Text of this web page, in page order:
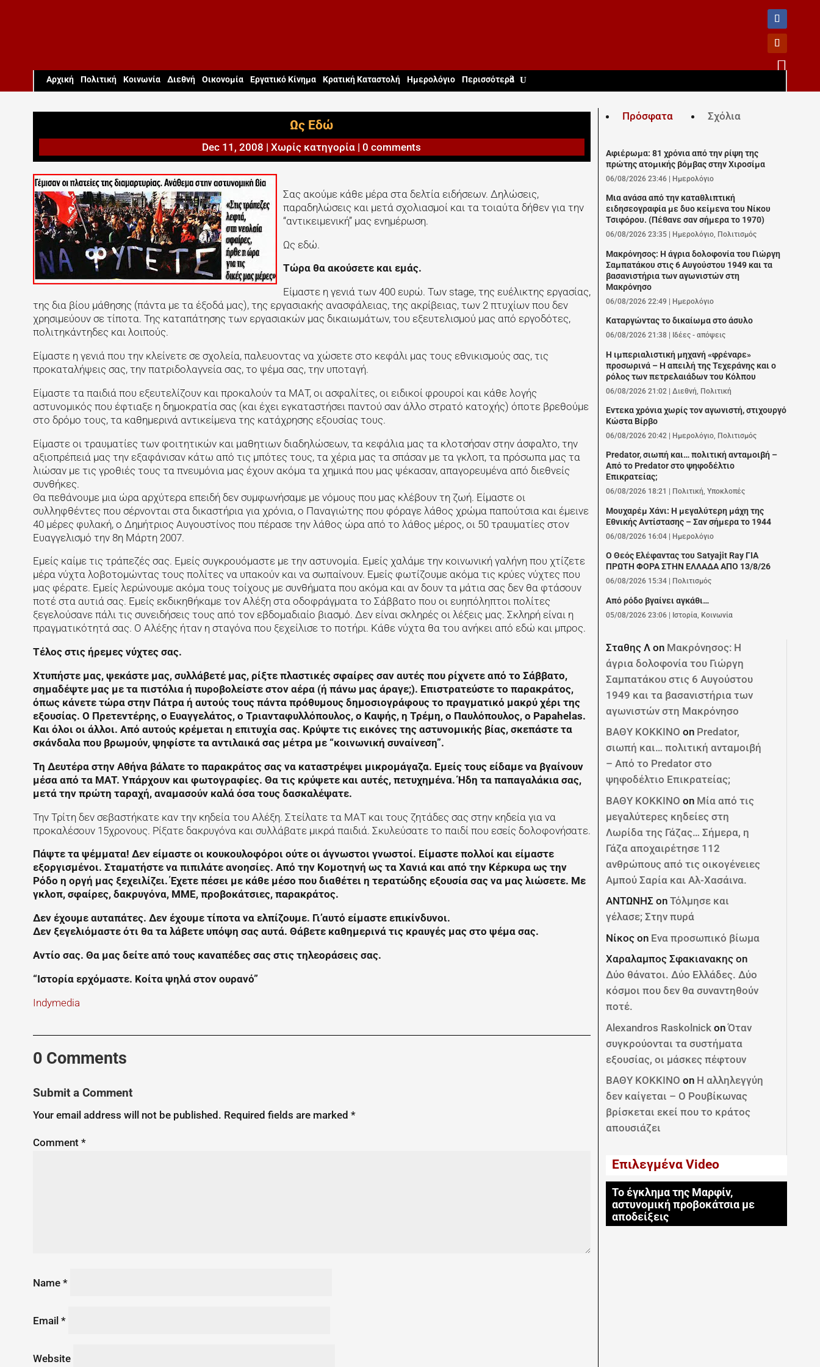

Aρχική Πολιτική Κοινωνία Διεθνή Οικονομία Εργατικό Κίνημα Κρατική Καταστολή Ημερολόγιο Περισσότερα
Ως Εδώ
Dec 11, 2008 |Χωρίς κατηγορία |0 comments
Σας ακούμε κάθε μέρα στα δελτία ειδήσεων. Δηλώσεις,
παραδηλώσεις και μετά σχολιασμοί και τα τοιαύτα δήθεν για την
“αντικειμενική” μας ενημέρωση.
Ως εδώ.
Τώρα θα ακούσετε και εμάς.
Είμαστε η γενιά των 400 ευρώ. Των stage, της ευέλικτης εργασίας,
της δια βίου μάθησης (πάντα με τα έξοδά μας), της εργασιακής ανασφάλειας, της ακρίβειας, των 2 πτυχίων που δεν
χρησιμεύουν σε τίποτα. Της καταπάτησης των εργασιακών μας δικαιωμάτων, του εξευτελισμού μας από εργοδότες,
πολιτηκάντηδες και λοιπούς.
Είμαστε η γενιά που την κλείνετε σε σχολεία, παλευοντας να χώσετε στο κεφάλι μας τους εθνικισμούς σας, τις
προκαταλήψεις σας, την πατριδολαγνεία σας, το ψέμα σας, την υποταγή.
Είμαστε τα παιδιά που εξευτελίζουν και προκαλούν τα ΜΑΤ, οι ασφαλίτες, οι ειδικοί φρουροί και κάθε λογής
αστυνομικός που έφτιαξε η δημοκρατία σας (και έχει εγκαταστήσει παντού σαν άλλο στρατό κατοχής) όποτε βρεθούμε
στο δρόμο τους, τα καθημερινά αντικείμενα της κατάχρησης εξουσίας τους.
Είμαστε οι τραυματίες των φοιτητικών και μαθητιων διαδηλώσεων, τα κεφάλια μας τα κλοτσήσαν στην άσφαλτο, την
αξιοπρέπειά μας την εξαφάνισαν κάτω από τις μπότες τους, τα χέρια μας τα σπάσαν με τα γκλοπ, τα πρόσωπα μας τα
λιώσαν με τις γροθιές τους τα πνευμόνια μας έχουν ακόμα τα χημικά που μας ψέκασαν, απαγορευμένα από διεθνείς
συνθήκες.
Θα πεθάνουμε μια ώρα αρχύτερα επειδή δεν συμφωνήσαμε με νόμους που μας κλέβουν τη ζωή. Είμαστε οι
συλληφθέντες που σέρνονται στα δικαστήρια για χρόνια, ο Παναγιώτης που φόραγε λάθος χρώμα παπούτσια και έμεινε
40 μέρες φυλακή, ο Δημήτριος Αυγουστίνος που πέρασε την λάθος ώρα από το λάθος μέρος, οι 50 τραυματίες στον
Ευαγγελισμό την 8η Μάρτη 2007.
Εμείς καίμε τις τράπεζές σας. Εμείς συγκρουόμαστε με την αστυνομία. Εμείς χαλάμε την κοινωνική γαλήνη που χτίζετε
μέρα νύχτα λοβοτομώντας τους πολίτες να υπακούν και να σωπαίνουν. Εμείς φωτίζουμε ακόμα τις κρύες νύχτες που
μας φέρατε. Εμείς λερώνουμε ακόμα τους τοίχους με συνθήματα που ακόμα και αν δουν τα μάτια σας δεν θα φτάσουν
ποτέ στα αυτιά σας. Εμείς εκδικηθήκαμε τον Αλέξη στα οδοφράγματα το Σάββατο που οι ευηπόληπτοι πολίτες
ξεγελούσανε πάλι τις συνειδήσεις τους από τον εβδομαδιαίο βιασμό. Δεν είναι σκληρές οι λέξεις μας. Σκληρή είναι η
πραγματικότητά σας. Ο Αλέξης ήταν η σταγόνα που ξεχείλισε το ποτήρι. Κάθε νύχτα θα του ανήκει από εδώ και μπρος.
Τέλος στις ήρεμες νύχτες σας.
Χτυπήστε μας, ψεκάστε μας, συλλάβετέ μας, ρίξτε πλαστικές σφαίρες σαν αυτές που ρίχνετε από το Σάββατο,
σημαδέψτε μας με τα πιστόλια ή πυροβολείστε στον αέρα (ή πάνω μας άραγε;). Επιστρατεύστε το παρακράτος,
όπως κάνετε τώρα στην Πάτρα ή αυτούς τους πάντα πρόθυμους δημοσιογράφους το πραγματικό μακρύ χέρι της
εξουσίας. Ο Πρετεντέρης, ο Ευαγγελάτος, ο Τριανταφυλλόπουλος, ο Καψής, η Τρέμη, ο Παυλόπουλος, o Papahelas.
Και όλοι οι άλλοι. Από αυτούς κρέμεται η επιτυχία σας. Κρύψτε τις εικόνες της αστυνομικής βίας, σκεπάστε τα
σκάνδαλα που βρωμούν, ψηφίστε τα αντιλαικά σας μέτρα με “κοινωνική συναίνεση”.
Τη Δευτέρα στην Αθήνα βάλατε το παρακράτος σας να καταστρέψει μικρομάγαζα. Εμείς τους είδαμε να βγαίνουν
μέσα από τα ΜΑΤ. Υπάρχουν και φωτογραφίες. Θα τις κρύψετε και αυτές, πετυχημένα. Ήδη τα παπαγαλάκια σας,
μετά την πρώτη ταραχή, αναμασούν καλά όσα τους δασκαλέψατε.
Την Τρίτη δεν σεβαστήκατε καν την κηδεία του Αλέξη. Στείλατε τα ΜΑΤ και τους ζητάδες σας στην κηδεία για να
προκαλέσουν 15χρονους. Ρίξατε δακρυγόνα και συλλάβατε μικρά παιδιά. Σκυλεύσατε το παιδί που εσείς δολοφονήσατε.
Πάψτε τα ψέμματα! Δεν είμαστε οι κουκουλοφόροι ούτε οι άγνωστοι γνωστοί. Είμαστε πολλοί και είμαστε
εξοργισμένοι. Σταματήστε να πιπιλάτε ανοησίες. Από την Κομοτηνή ως τα Χανιά και από την Κέρκυρα ως την
Ρόδο η οργή μας ξεχειλίζει. Έχετε πέσει με κάθε μέσο που διαθέτει η τερατώδης εξουσία σας να μας λιώσετε. Με
γκλοπ, σφαίρες, δακρυγόνα, ΜΜΕ, προβοκάτσιες, παρακράτος.
Δεν έχουμε αυταπάτες. Δεν έχουμε τίποτα να ελπίζουμε. Γι’αυτό είμαστε επικίνδυνοι.
Δεν ξεγελιόμαστε ότι θα τα λάβετε υπόψη σας αυτά. Θάβετε καθημερινά τις κραυγές μας στο ψέμα σας.
Αντίο σας. Θα μας δείτε από τους καναπέδες σας στις τηλεοράσεις σας.
“Ιστορία ερχόμαστε. Κοίτα ψηλά στον ουρανό”
Indymedia
0 Comments
Submit a Comment
Your email address will not be published. Required fields are marked *
Comment *
Name *
Email *
Website
Πρόσφατα Σχόλια
Αφιέρωμα: 81 χρόνια από την ρίψη της
πρώτης ατομικής βόμβας στην Χιροσίμα
06/08/2026 23:46 | Ημερολόγιο
Μια ανάσα από την καταθλιπτική
ειδησεογραφία με δυο κείμενα του Νίκου
Τσιφόρου. (Πέθανε σαν σήμερα το 1970)
06/08/2026 23:35 Ημερολόγιο, Πολιτισμός
Μακρόνησος: Η άγρια δολοφονία του Γιώργη
Σαμπατάκου στις 6 Αυγούστου 1949 και τα
βασανιστήρια των αγωνιστών στη
Μακρόνησο
06/08/2026 22:49 | Ημερολόγιο
Καταργώντας το δικαίωμα στο άσυλο
06/08/2026 21:38 Ιδέες - απόψεις
Η ιμπεριαλιστική μηχανή «φρέναρε»
προσωρινά – Η απειλή της Τεχεράνης και ο
ρόλος των πετρελαιάδων του Κόλπου
06/08/2026 21:02 |Διεθνή Πολιτική
Εντεκα χρόνια χωρίς τον αγωνιστή, στιχουργό
Κώστα Βίρβο
06/08/2026 20:42 Ημερολόγιο, Πολιτισμός
Predator, σιωπή και… πολιτική ανταμοιβή –
Από το Predator στο ψηφοδέλτιο
Επικρατείας;
06/08/2026 18:21 Πολιτική,Υποκλοπές
Μουχαρέμ Χάνι: Η μεγαλύτερη μάχη της
Εθνικής Αντίστασης – Σαν σήμερα το 1944
06/08/2026 16:04 | Ημερολόγιο
Ο Θεός Ελέφαντας του Satyajit Ray ΓΙΑ
ΠΡΩΤΗ ΦΟΡΑ ΣΤΗΝ ΕΛΛΑΔΑ ΑΠΟ 13/8/26
06/08/2026 15:34 Πολιτισμός
Από ρόδο βγαίνει αγκάθι…
05/08/2026 23:06 | Ιστορία Κοινωνία
Σταθης Λ on Μακρόνησος: Η
άγρια δολοφονία του Γιώργη
Σαμπατάκου στις 6 Αυγούστου
1949 και τα βασανιστήρια των
αγωνιστών στη Μακρόνησο
ΒΑΘΥ ΚΟΚΚΙΝΟ on Predator,
σιωπή και… πολιτική ανταμοιβή
– Από το Predator στο
ψηφοδέλτιο Επικρατείας;
ΒΑΘΥ ΚΟΚΚΙΝΟ on Μία από τις
μεγαλύτερες κηδείες στη
Λωρίδα της Γάζας… Σήμερα, η
Γάζα αποχαιρέτησε 112
ανθρώπους από τις οικογένειες
Αμπού Σαρία και Αλ-Χασάινα.
ΑΝΤΩΝΗΣ onΤόλμησε και
γέλασε; Στην πυρά
Νίκος on Ενα προσωπικό βίωμα
Χαραλαμπος Σφακιανακης on
Δύο θάνατοι. Δύο Ελλάδες. Δύο
κόσμοι που δεν θα συναντηθούν
ποτέ.
Alexandros Raskolnick onΌταν
συγκρούονται τα συστήματα
εξουσίας, οι μάσκες πέφτουν
ΒΑΘΥ ΚΟΚΚΙΝΟ on Η αλληλεγγύη
δεν καίγεται – Ο Ρουβίκωνας
βρίσκεται εκεί που το κράτος
απουσιάζει
Επιλεγμένα Video
Το έγκλημα της Μαρφίν,
αστυνομική προβοκάτσια με
αποδείξεις